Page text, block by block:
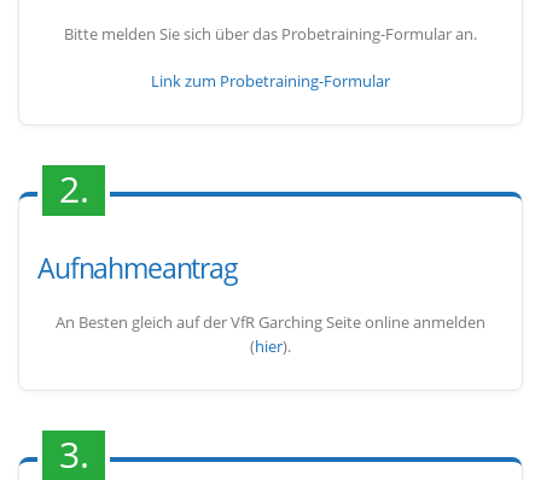
Bitte melden Sie sich über das Probetraining-Formular an.
Link zum Probetraining-Formular
2.
Aufnahmeantrag
An Besten gleich auf der VfR Garching Seite online anmelden
(hier).
3.